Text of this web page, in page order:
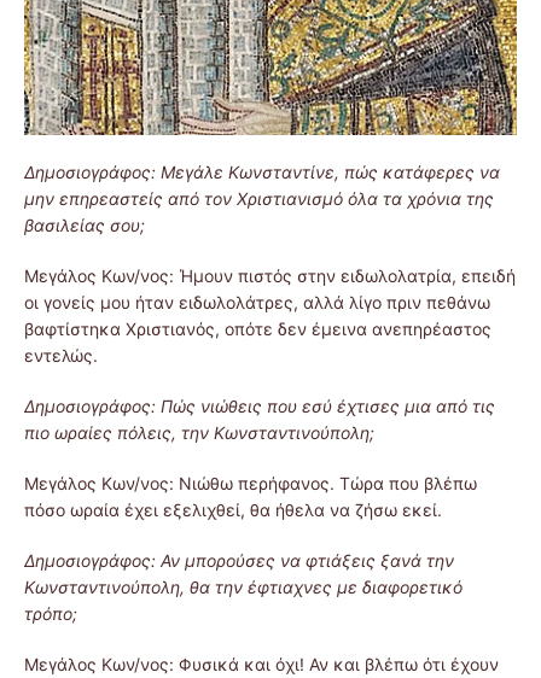
Δημοσιογράφος: Μεγάλε Κωνσταντίνε, πώς κατάφερες να
μην επηρεαστείς από τον Χριστιανισμό όλα τα χρόνια της
βασιλείας σου;
Μεγάλος Κων/νος: Ήμουν πιστός στην ειδωλολατρία, επειδή
οι γονείς μου ήταν ειδωλολάτρες, αλλά λίγο πριν πεθάνω
βαφτίστηκα Χριστιανός, οπότε δεν έμεινα ανεπηρέαστος
εντελώς.
Δημοσιογράφος: Πώς νιώθεις που εσύ έχτισες μια από τις
πιο ωραίες πόλεις, την Κωνσταντινούπολη;
Μεγάλος Κων/νος: Νιώθω περήφανος. Τώρα που βλέπω
πόσο ωραία έχει εξελιχθεί, θα ήθελα να ζήσω εκεί.
Δημοσιογράφος: Αν μπορούσες να φτιάξεις ξανά την
Κωνσταντινούπολη, θα την έφτιαχνες με διαφορετικό
τρόπο;
Μεγάλος Κων/νος: Φυσικά και όχι! Αν και βλέπω ότι έχουν